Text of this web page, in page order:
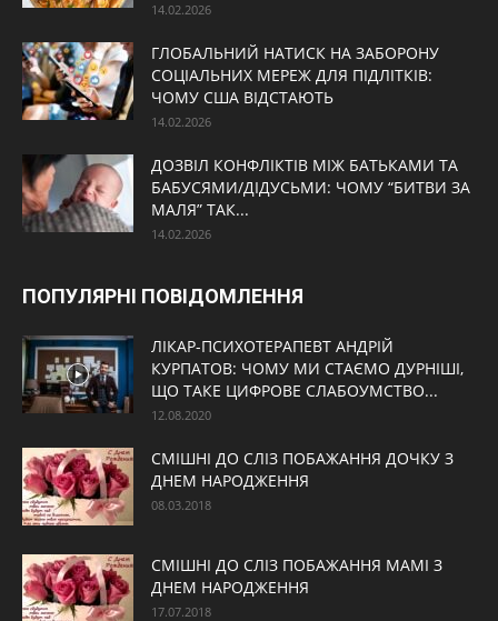
14.02.2026
ГЛОБАЛЬНИЙ НАТИСК НА ЗАБОРОНУ
СОЦІАЛЬНИХ МЕРЕЖ ДЛЯ ПІДЛІТКІВ:
ЧОМУ США ВІДСТАЮТЬ
14.02.2026
ДОЗВІЛ КОНФЛІКТІВ МІЖ БАТЬКАМИ ТА
БАБУСЯМИ/ДІДУСЬМИ: ЧОМУ “БИТВИ ЗА
МАЛЯ” ТАК...
14.02.2026
ПОПУЛЯРНІ ПОВІДОМЛЕННЯ
ЛІКАР-ПСИХОТЕРАПЕВТ АНДРІЙ
КУРПАТОВ: ЧОМУ МИ СТАЄМО ДУРНІШІ,
ЩО ТАКЕ ЦИФРОВЕ СЛАБОУМСТВО...
12.08.2020
СМІШНІ ДО СЛІЗ ПОБАЖАННЯ ДОЧКУ З
ДНЕМ НАРОДЖЕННЯ
08.03.2018
СМІШНІ ДО СЛІЗ ПОБАЖАННЯ МАМІ З
ДНЕМ НАРОДЖЕННЯ
17.07.2018